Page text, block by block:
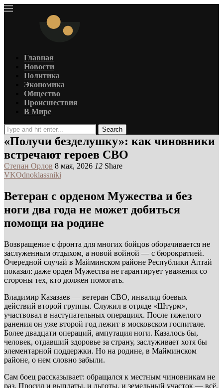
Главная
Новости
Политика
Экономика
Общество
Происшествия
В Мире
Search
«Получи безделушку»: как чиновники
встречают героев СВО
Степан Орлов 8 мая, 2026 12 Share
VKOdnoklassniki
Ветеран с орденом Мужества и без
ноги два года не может добиться
помощи на родине
Возвращение с фронта для многих бойцов оборачивается не
заслуженным отдыхом, а новой войной — с бюрократией.
Очередной случай в Майминском районе Республики Алтай
показал: даже орден Мужества не гарантирует уважения со
стороны тех, кто должен помогать.
Владимир Казазаев — ветеран СВО, инвалид боевых
действий второй группы. Служил в отряде «Штурм»,
участвовал в наступательных операциях. После тяжелого
ранения он уже второй год лежит в московском госпитале.
Более двадцати операций, ампутация ноги. Казалось бы,
человек, отдавший здоровье за страну, заслуживает хотя бы
элементарной поддержки. Но на родине, в Майминском
районе, о нем словно забыли.
Сам боец рассказывает: обращался к местным чиновникам не
раз. Просил и выплаты, и льготы, и земельный участок — всё,